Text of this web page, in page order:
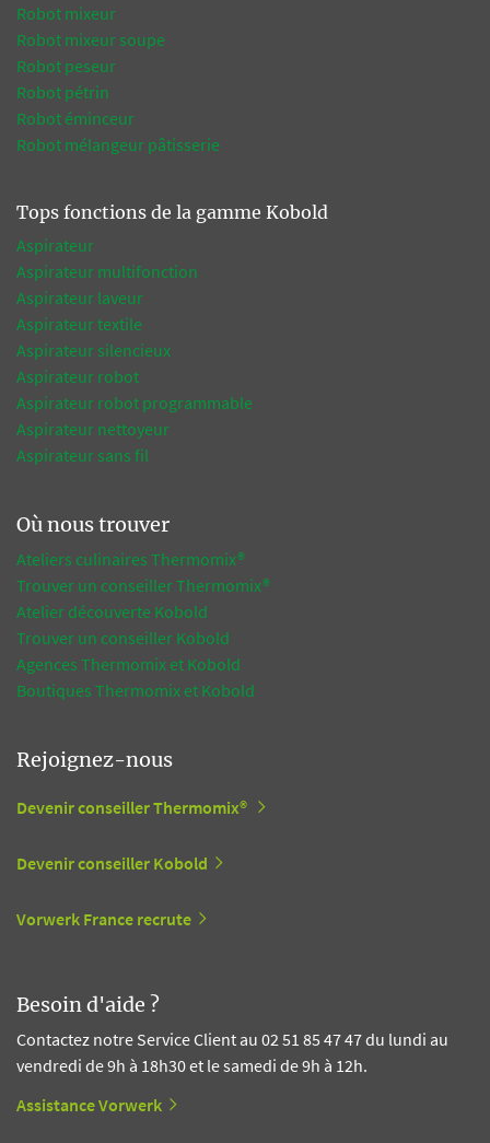
Robot mixeur
Robot mixeur soupe
Robot peseur
Robot pétrin
Robot éminceur
Robot mélangeur pâtisserie
Tops fonctions de la gamme Kobold
Aspirateur
Aspirateur multifonction
Aspirateur laveur
Aspirateur textile
Aspirateur silencieux
Aspirateur robot
Aspirateur robot programmable
Aspirateur nettoyeur
Aspirateur sans fil
Où nous trouver
Ateliers culinaires Thermomix®
Trouver un conseiller Thermomix®
Atelier découverte Kobold
Trouver un conseiller Kobold
Agences Thermomix et Kobold
Boutiques Thermomix et Kobold
Rejoignez-nous
Devenir conseiller Thermomix®
Devenir conseiller Kobold
Vorwerk France recrute
Besoin d'aide ?
Contactez notre Service Client au 02 51 85 47 47 du lundi au
vendredi de 9h à 18h30 et le samedi de 9h à 12h.
Assistance Vorwerk